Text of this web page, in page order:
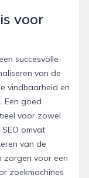
voor
succesvolle
van de
vindbaarheid en
Een goed
voor zowel
omvat
van de
zorgen voor een
zoekmachines